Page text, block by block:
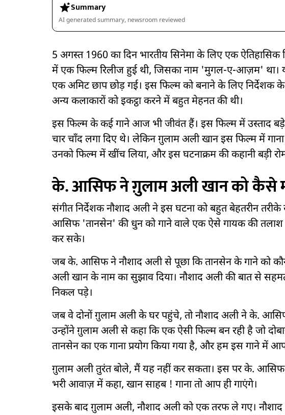
Summary
AI generated summary, newsroom reviewed
5 अगस्त 1960 का दिन भारतीय सिनेमा के लिए एक ऐतिहासिक
में एक फिल्म रिलीज हुई थी, जिसका नाम 'मुगल-ए-आज़म' था।
एक अमिट छाप छोड़ गई। इस फिल्म को बनाने के लिए निर्देशक
अन्य कलाकारों को इकट्ठा करने में बहुत मेहनत की थी।
इस फिल्म के कई गाने आज भी जीवंत हैं। इस फिल्म में उस्ताद
चार चाँद लगा दिए थे। लेकिन ग़ुलाम अली खान इस फिल्म में
उनको फिल्म में खींच लिया, और इस घटनाक्रम की कहानी बड़ी
के. आसिफ ने ग़ुलाम अली खान को कैसे
संगीत निर्देशक नौशाद अली ने इस घटना को बहुत बेहतरीन
आसिफ 'तानसेन' की धुन को गाने वाले एक ऐसे गायक की तलाश
कर सके।
जब के. आसिफ ने नौशाद अली से पूछा कि तानसेन के गाने को
अली खान के नाम का सुझाव दिया। नौशाद अली की बात से
निकल पड़े।
जब वे दोनों ग़ुलाम अली के घर पहुंचे, तो नौशाद अली ने के.
उन्होंने ग़ुलाम अली से कहा कि एक ऐसी फिल्म बन रही है जो
तानसेन का एक गाना प्रयोग किया गया है, और हम इस गाने में
ग़ुलाम अली तुरंत बोले, मैं यह नहीं कर सकता। इस पर के.
भरी आवाज़ में कहा, खान साहब ! गाना तो आप ही गाएंगे।
इसके बाद ग़ुलाम अली, नौशाद अली को एक तरफ ले गए।